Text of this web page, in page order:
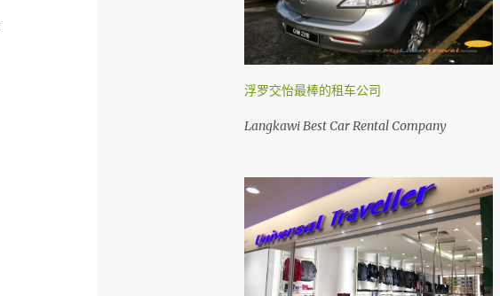
浮罗交怡最棒的租车公司
Langkawi Best Car Rental Company